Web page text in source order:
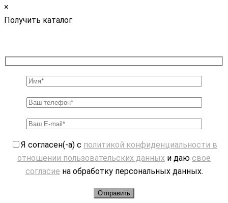
×
Получить каталог
Я согласен(-а) с политикой конфиденциальности в
отношении пользовательских данных и даю свое
согласие на обработку персональных данных.